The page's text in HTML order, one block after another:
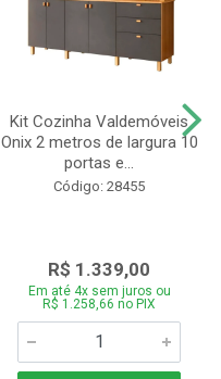
Kit Cozinha Valdemóveis
Onix 2 metros de largura 10
portas e...
Código: 28455
R$ 1.339,00
Em até 4x sem juros ou
R$ 1.258,66 no PIX